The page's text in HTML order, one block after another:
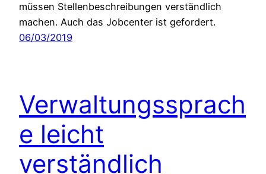
müssen Stellenbeschreibungen verständlich
machen. Auch das Jobcenter ist gefordert.
06/03/2019
Verwaltungssprach
e leicht
verständlich